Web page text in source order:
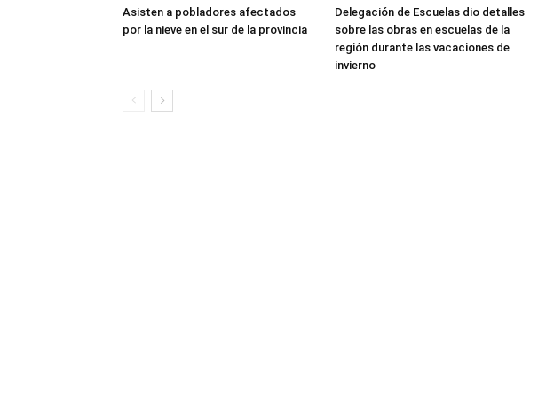
Asisten a pobladores afectados
por la nieve en el sur de la provincia
Delegación de Escuelas dio detalles
sobre las obras en escuelas de la
región durante las vacaciones de
invierno